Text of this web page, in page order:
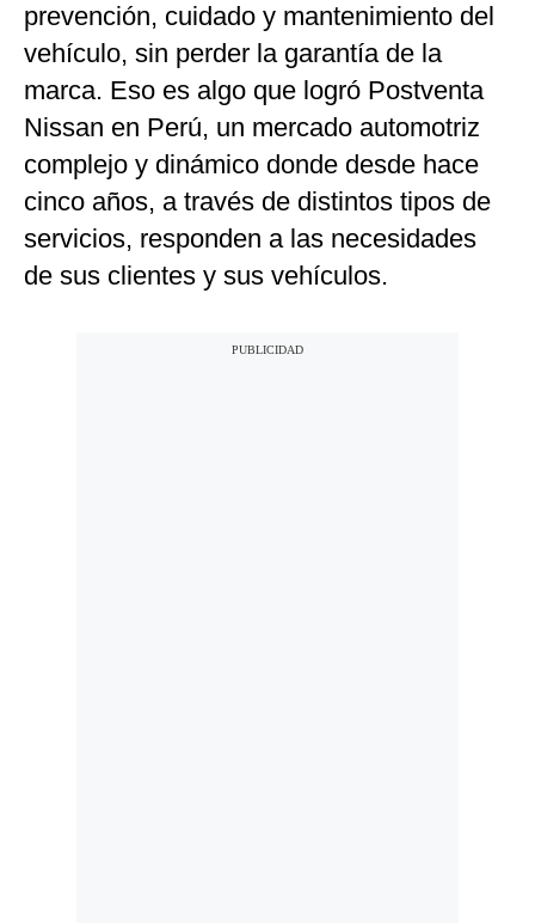
Tecnología
Club del Suscriptor
Mix
G de Gestión
Podcast
prevención, cuidado y mantenimiento del
vehículo, sin perder la garantía de la
marca. Eso es algo que logró Postventa
Nissan en Perú, un mercado automotriz
complejo y dinámico donde desde hace
cinco años, a través de distintos tipos de
servicios, responden a las necesidades
de sus clientes y sus vehículos.